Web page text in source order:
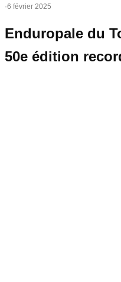
·6 février 2025
Enduropale du
50e édition